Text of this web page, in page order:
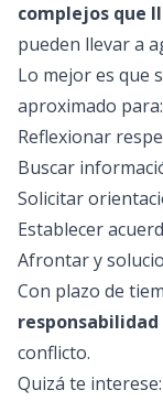
complejos que
pueden llevar a
Lo mejor es que
aproximado para:
Reflexionar
Buscar
Solicitar
Establecer
Afrontar y
Con plazo de
conflicto.
Quizá te